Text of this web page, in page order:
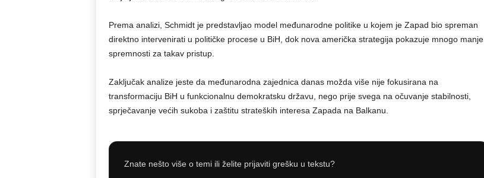
Prema analizi, Schmidt je predstavljao model međunarodne politike u kojem je Zapad bio spreman
direktno intervenirati u političke procese u BiH, dok nova američka strategija pokazuje mnogo manje
spremnosti za takav pristup.
Zaključak analize jeste da međunarodna zajednica danas možda više nije fokusirana na
transformaciju BiH u funkcionalnu demokratsku državu, nego prije svega na očuvanje stabilnosti,
sprječavanje većih sukoba i zaštitu strateških interesa Zapada na Balkanu.
Znate nešto više o temi ili želite prijaviti grešku u tekstu?